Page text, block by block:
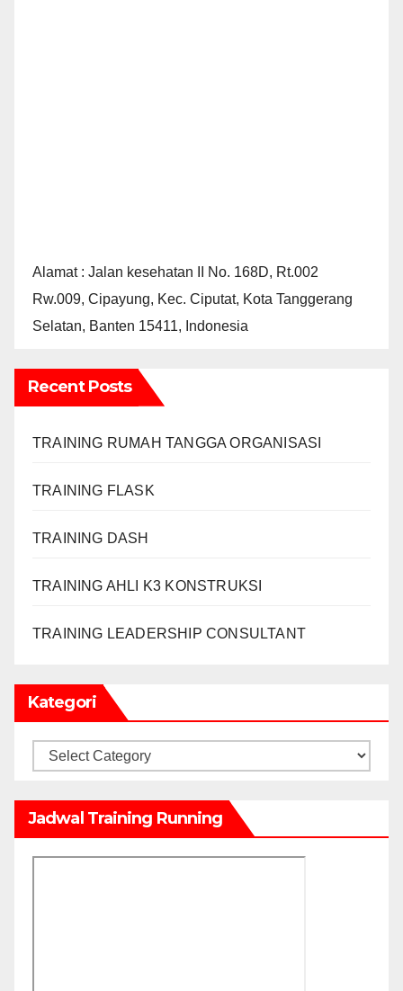
Alamat : Jalan kesehatan II No. 168D, Rt.002
Rw.009, Cipayung, Kec. Ciputat, Kota Tanggerang
Selatan, Banten 15411, Indonesia
Recent Posts
TRAINING RUMAH TANGGA ORGANISASI
TRAINING FLASK
TRAINING DASH
TRAINING AHLI K3 KONSTRUKSI
TRAINING LEADERSHIP CONSULTANT
Kategori
Kategori
Jadwal Training Running